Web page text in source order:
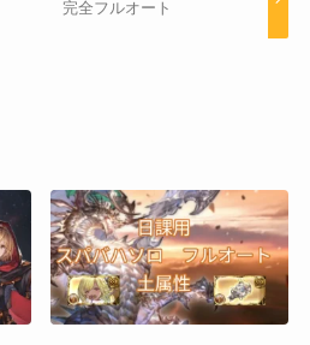
完全フルオート